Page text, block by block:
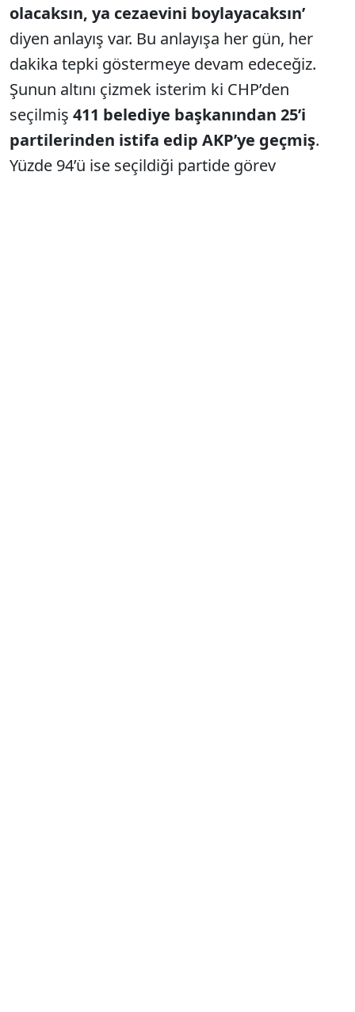
olacaksın, ya cezaevini boylayacaksın’
diyen anlayış var. Bu anlayışa her gün, her
dakika tepki göstermeye devam edeceğiz.
Şunun altını çizmek isterim ki CHP’den
seçilmiş 411 belediye başkanından 25’i
partilerinden istifa edip AKP’ye geçmiş.
Yüzde 94’ü ise seçildiği partide görev